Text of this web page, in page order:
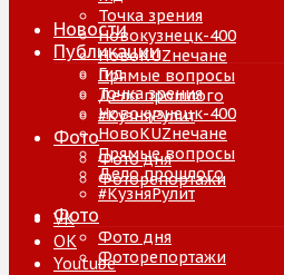
Точка зрения
Новокузнецк-400
НовоKUZнечане
Прямые вопросы
Дело прошлого
#КузняРулит
Фото
Фото дня
Фоторепортажи
VK
ОК
Youtube
Новости
Публикации
Гид
Точка зрения
Новокузнецк-400
НовоKUZнечане
Прямые вопросы
Дело прошлого
#КузняРулит
Фото
Фото дня
Фоторепортажи